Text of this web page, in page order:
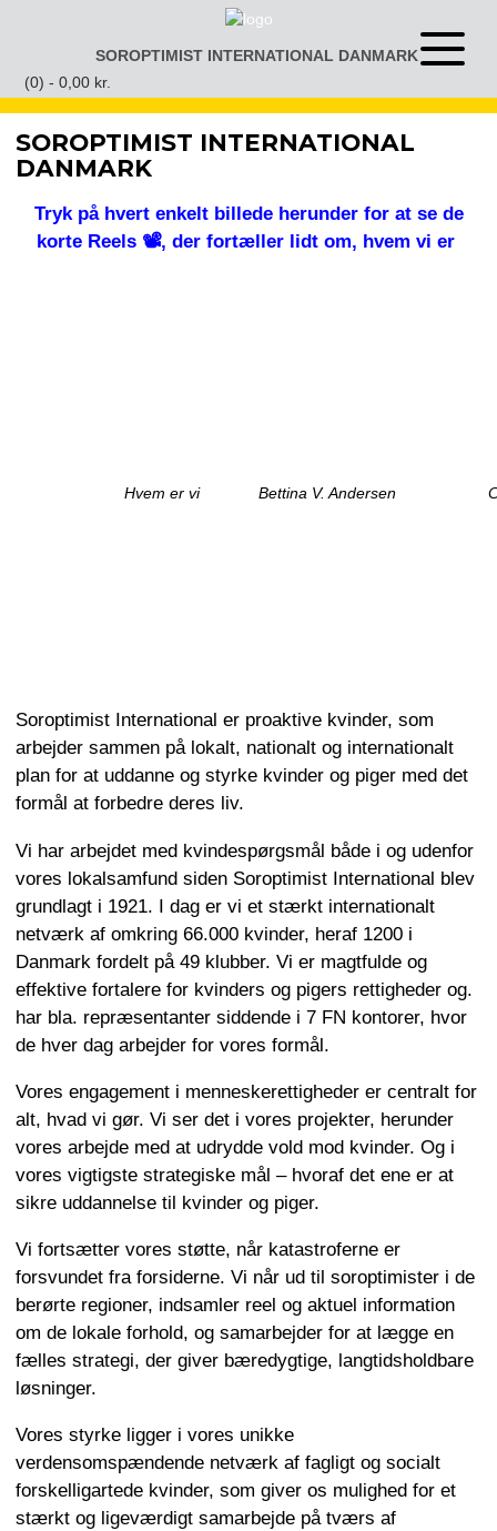
SOROPTIMIST INTERNATIONAL DANMARKÅben
menu
(0) - 0,00 kr.
SOROPTIMIST INTERNATIONAL
DANMARK
Tryk på hvert enkelt billede herunder for at se de
korte Reels 📽️, der fortæller lidt om, hvem vi er
Hvem er vi Bettina V. Andersen
Soroptimist International er proaktive kvinder, som
arbejder sammen på lokalt, nationalt og internationalt
plan for at uddanne og styrke kvinder og piger med det
formål at forbedre deres liv.
Vi har arbejdet med kvindespørgsmål både i og udenfor
vores lokalsamfund siden Soroptimist International blev
grundlagt i 1921. I dag er vi et stærkt internationalt
netværk af omkring 66.000 kvinder, heraf 1200 i
Danmark fordelt på 49 klubber. Vi er magtfulde og
effektive fortalere for kvinders og pigers rettigheder og.
har bla. repræsentanter siddende i 7 FN kontorer, hvor
de hver dag arbejder for vores formål.
Vores engagement i menneskerettigheder er centralt for
alt, hvad vi gør. Vi ser det i vores projekter, herunder
vores arbejde med at udrydde vold mod kvinder. Og i
vores vigtigste strategiske mål – hvoraf det ene er at
sikre uddannelse til kvinder og piger.
Vi fortsætter vores støtte, når katastroferne er
forsvundet fra forsiderne. Vi når ud til soroptimister i de
berørte regioner, indsamler reel og aktuel information
om de lokale forhold, og samarbejder for at lægge en
fælles strategi, der giver bæredygtige, langtidsholdbare
løsninger.
Vores styrke ligger i vores unikke
verdensomspændende netværk af fagligt og socialt
forskelligartede kvinder, som giver os mulighed for et
stærkt og ligeværdigt samarbejde på tværs af